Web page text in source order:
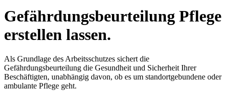
Gefährdungsbeurteilung Pflege
erstellen lassen.
Als Grundlage des Arbeitsschutzes sichert die
Gefährdungsbeurteilung die Gesundheit und Sicherheit Ihrer
Beschäftigten, unabhängig davon, ob es um standortgebundene oder
ambulante Pflege geht.